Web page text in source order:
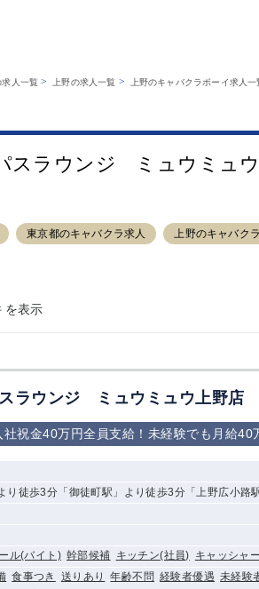
業種から探す
職種から探す
サイトマップ
人一覧 > 上野の求人一覧 >
上野のキャバクラボーイ求人一
スラウンジ ミュウミュ
東京都のキャバクラ求人 上野のキャバク
を表示
ラウンジ ミュウミュウ上野店
社祝金40万円全員支給！未経験でも月給
り徒歩3分「御徒町駅」より徒歩3分「上野広小路
ル(バイト) 幹部候補 キッチン(社員) キャッシャ
食事つき 送りあり 年齢不問 経験者優遇 未経験
野 六本木
池袋
布 蒲田 北千住
多摩センター 立川（南口）
新宿
谷
歩2分 ②東
赤羽岩淵駅」
から徒歩10分
丁目 ④西武
銀座 ②新橋 錦糸町(南口) 蒲田(西口)
島 久米川
市川